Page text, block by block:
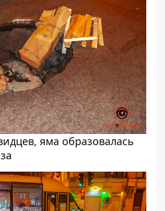
яма образовалась